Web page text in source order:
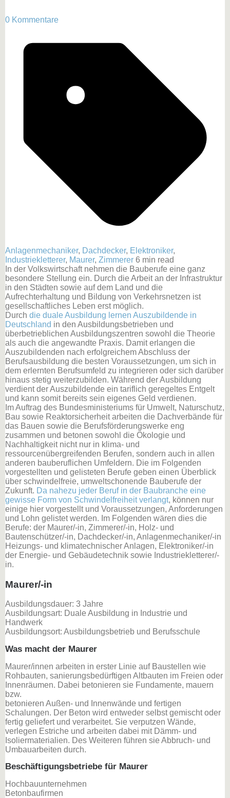
0 Kommentare
Anlagenmechaniker, Dachdecker, Elektroniker,
Industriekletterer, Maurer, Zimmerer 6 min read
In der Volkswirtschaft nehmen die Bauberufe eine ganz
besondere Stellung ein. Durch die Arbeit an der Infrastruktur
in den Städten sowie auf dem Land und die
Aufrechterhaltung und Bildung von Verkehrsnetzen ist
gesellschaftliches Leben erst möglich.
Durch die duale Ausbildung lernen Auszubildende in
Deutschland in den Ausbildungsbetrieben und
überbetrieblichen Ausbildungszentren sowohl die Theorie
als auch die angewandte Praxis. Damit erlangen die
Auszubildenden nach erfolgreichem Abschluss der
Berufsausbildung die besten Voraussetzungen, um sich in
dem erlernten Berufsumfeld zu integrieren oder sich darüber
hinaus stetig weiterzubilden. Während der Ausbildung
verdient der Auszubildende ein tariflich geregeltes Entgelt
und kann somit bereits sein eigenes Geld verdienen.
Im Auftrag des Bundesministeriums für Umwelt, Naturschutz,
Bau sowie Reaktorsicherheit arbeiten die Dachverbände für
das Bauen sowie die Berufsförderungswerke eng
zusammen und betonen sowohl die Ökologie und
Nachhaltigkeit nicht nur in klima- und
ressourcenübergreifenden Berufen, sondern auch in allen
anderen bauberuflichen Umfeldern. Die im Folgenden
vorgestellten und gelisteten Berufe geben einen Überblick
über schwindelfreie, umweltschonende Bauberufe der
Zukunft. Da nahezu jeder Beruf in der Baubranche eine
gewisse Form von Schwindelfreiheit verlangt, können nur
einige hier vorgestellt und Voraussetzungen, Anforderungen
und Lohn gelistet werden. Im Folgenden wären dies die
Berufe: der Maurer/-in, Zimmerer/-in, Holz- und
Bautenschützer/-in, Dachdecker/-in, Anlagenmechaniker/-in
Heizungs- und klimatechnischer Anlagen, Elektroniker/-in
der Energie- und Gebäudetechnik sowie Industriekletterer/-
in.
Maurer/-in
Ausbildungsdauer: 3 Jahre
Ausbildungsart: Duale Ausbildung in Industrie und
Handwerk
Ausbildungsort: Ausbildungsbetrieb und Berufsschule
Was macht der Maurer
Maurer/innen arbeiten in erster Linie auf Baustellen wie
Rohbauten, sanierungsbedürftigen Altbauten im Freien oder
Innenräumen. Dabei betonieren sie Fundamente, mauern
bzw.
betonieren Außen- und Innenwände und fertigen
Schalungen. Der Beton wird entweder selbst gemischt oder
fertig geliefert und verarbeitet. Sie verputzen Wände,
verlegen Estriche und arbeiten dabei mit Dämm- und
Isoliermaterialien. Des Weiteren führen sie Abbruch- und
Umbauarbeiten durch.
Beschäftigungsbetriebe für Maurer
Hochbauunternehmen
Betonbaufirmen